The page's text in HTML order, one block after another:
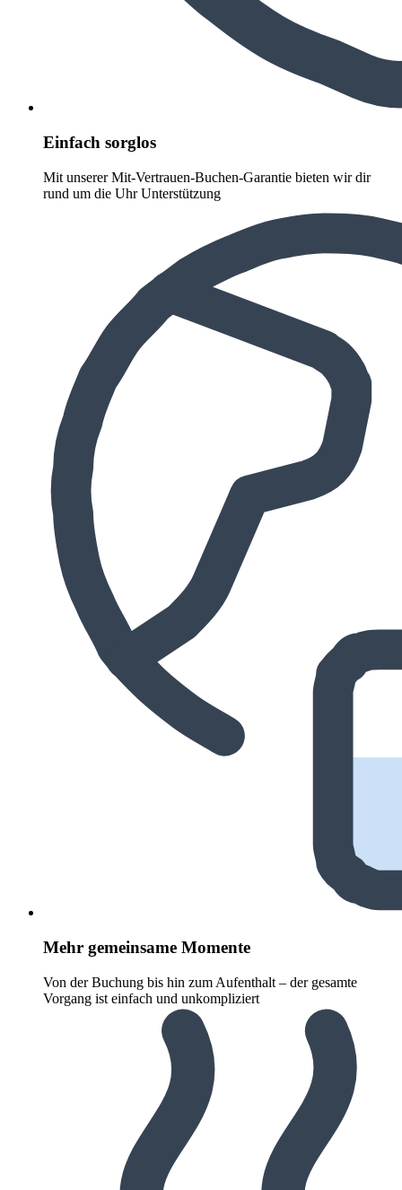
Einfach sorglos
Mit unserer Mit-Vertrauen-Buchen-Garantie bieten wir dir
rund um die Uhr Unterstützung
Mehr gemeinsame Momente
Von der Buchung bis hin zum Aufenthalt – der gesamte
Vorgang ist einfach und unkompliziert